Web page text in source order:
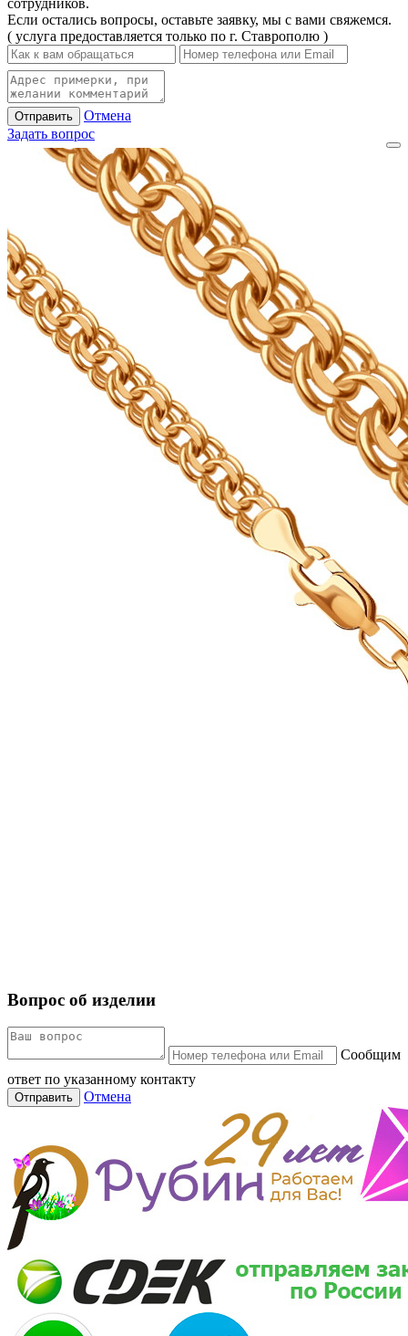
сотрудников.
Если остались вопросы, оставьте заявку, мы с вами свяжемся.
( услуга предоставляется только по г. Ставрополю )
Отправить
Отмена
Задать вопрос
Вопрос об изделии
Сообщим
ответ по указанному контакту
Отправить Отмена